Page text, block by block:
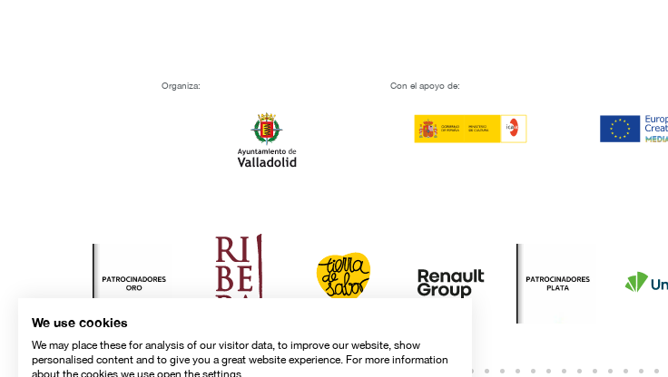
Organiza: Con el apoyo de:
We use cookies
We may place these for analysis of our visitor data, to improve our website, show
personalised content and to give you a great website experience. For more information
about the cookies we use open the settings.